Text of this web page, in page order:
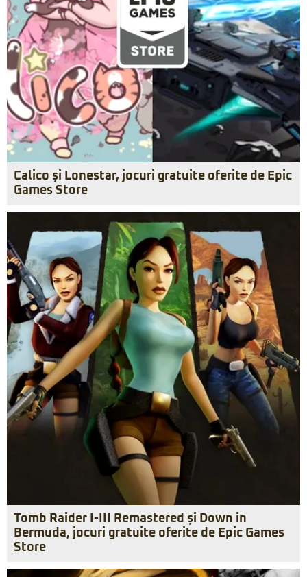
Calico și Lonestar, jocuri gratuite oferite de Epic
Games Store
Tomb Raider I-III Remastered și Down in
Bermuda, jocuri gratuite oferite de Epic Games
Store